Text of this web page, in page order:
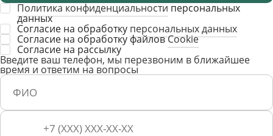
Политика конфиденциальностиперсональных
данных
Согласие на обработку персональных данных
Согласие на обработку файловCookie
Cогласие на рассылку
Введите ваш телефон, мы перезвоним в ближайшее
время и ответим на вопросы